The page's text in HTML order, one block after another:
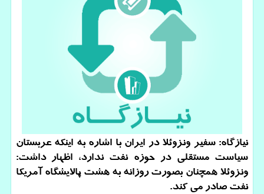
نیازگاه: سفیر ونزوئلا در ایران با اشاره به اینكه عربستان
سیاست مستقلی در حوزه نفت ندارد، اظهار داشت:
ونزوئلا همچنان بصورت روزانه به هشت پالایشگاه آمریكا
نفت صادر می كند.